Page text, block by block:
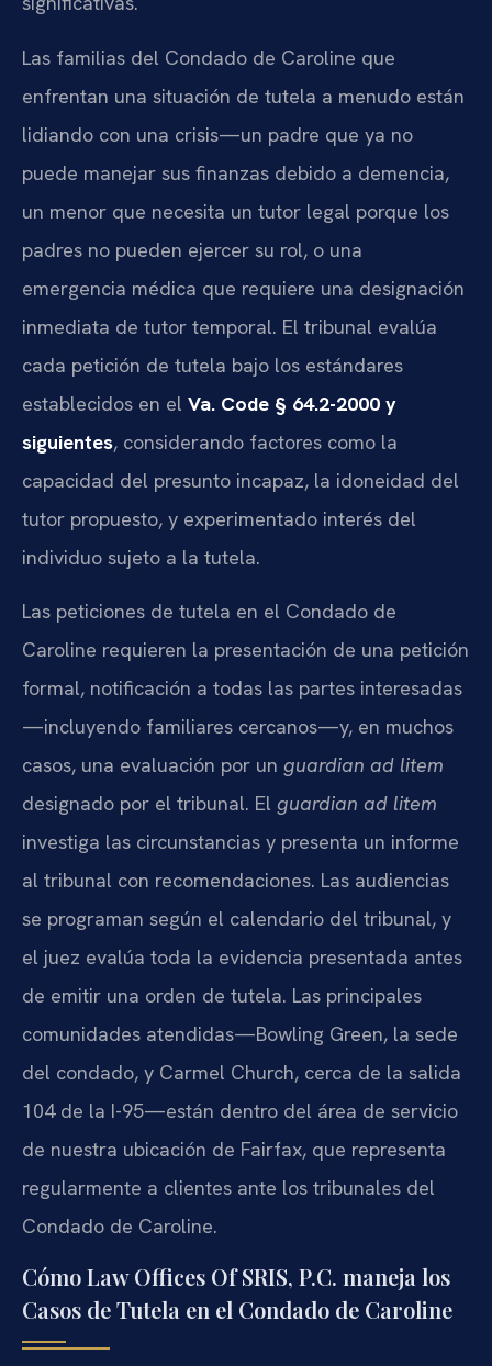
Las familias del Condado de Caroline que
enfrentan una situación de tutela a menudo están
lidiando con una crisis—un padre que ya no
puede manejar sus finanzas debido a demencia,
un menor que necesita un tutor legal porque los
padres no pueden ejercer su rol, o una
emergencia médica que requiere una designación
inmediata de tutor temporal. El tribunal evalúa
cada petición de tutela bajo los estándares
establecidos en el Va. Code § 64.2-2000 y
siguientes, considerando factores como la
capacidad del presunto incapaz, la idoneidad del
tutor propuesto, y experimentado interés del
individuo sujeto a la tutela.
Las peticiones de tutela en el Condado de
Caroline requieren la presentación de una petición
formal, notificación a todas las partes interesadas
—incluyendo familiares cercanos—y, en muchos
casos, una evaluación por un guardian ad litem
designado por el tribunal. El guardian ad litem
investiga las circunstancias y presenta un informe
al tribunal con recomendaciones. Las audiencias
se programan según el calendario del tribunal, y
el juez evalúa toda la evidencia presentada antes
de emitir una orden de tutela. Las principales
comunidades atendidas—Bowling Green, la sede
del condado, y Carmel Church, cerca de la salida
104 de la I-95—están dentro del área de servicio
de nuestra ubicación de Fairfax, que representa
regularmente a clientes ante los tribunales del
Condado de Caroline.
Cómo Law Offices Of SRIS, P.C. maneja los
Casos de Tutela en el Condado de Caroline